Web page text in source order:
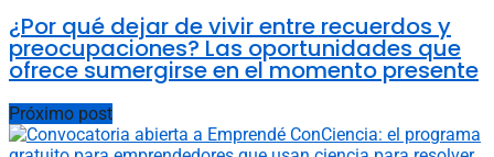
¿Por qué dejar de vivir entre recuerdos y
preocupaciones? Las oportunidades que
ofrece sumergirse en el momento presente
Próximo post